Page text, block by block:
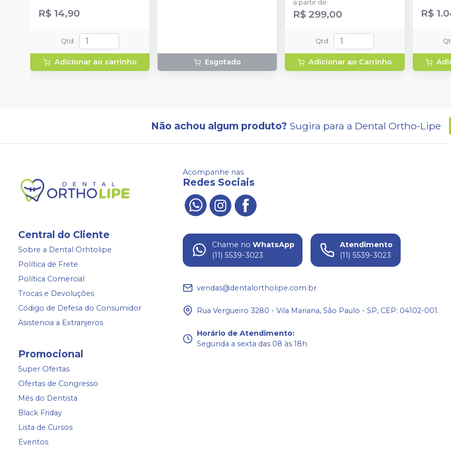
R$ 14,90
Qtd :
Adicionar ao carrinho Esgotado
a partir de:
R$ 299,00
Qtd :
Adicionar ao Carrinho
frasco de 3M™ ESPE
R$
Não achou algum produto? Sugira para a Dental Ortho-Lipe
Central do Cliente
Sobre a Dental Orhtolipe
Política de Frete
Política Comercial
Trocas e Devoluções
Código de Defesa do Consumidor
Asistencia a Extranjeros
Promocional
Super Ofertas
Ofertas de Congresso
Mês do Dentista
Black Friday
Lista de Cursos
Eventos
Acompanhe nas
Redes Sociais
Chame no WhatsApp
(11) 5539-3023
Atendimento
(11) 5539-3023
vendas@dentalortholipe.com.br
Rua Vergueiro 3280 - Vila Mariana, São Paulo - SP, CEP: 04102-001.
Horário de Atendimento:
Segunda a sexta das 08 às 18h